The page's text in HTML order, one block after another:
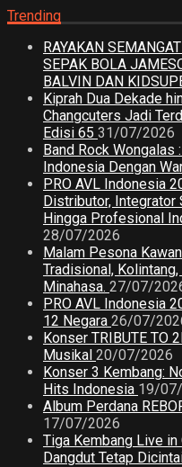
Trending
RAYAKAN
SEPAK BOLA
BALVIN DAN
Kiprah Dua Dekade
Changcuters Jadi
Edisi 65 31/07/2026
Band Rock
Indonesia Dengan
PRO AVL Indonesia
Distributor, Integrator
Hingga Profesional
28/07/2026
Malam Pesona
Tradisional,
Minahasa. 27/07/
PRO AVL Indonesia
12 Negara 26/07/
Konser TRIBUTE TO
Musikal 20/07/2026
Konser 3 Kembang:
Hits Indonesia 19/
Album Perdana
17/07/2026
Tiga Kembang Live
Dangdut Tetap